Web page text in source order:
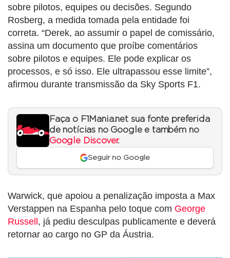
sobre pilotos, equipes ou decisões. Segundo
Rosberg, a medida tomada pela entidade foi
correta. “Derek, ao assumir o papel de comissário,
assina um documento que proíbe comentários
sobre pilotos e equipes. Ele pode explicar os
processos, e só isso. Ele ultrapassou esse limite”,
afirmou durante transmissão da Sky Sports F1.
Faça o F1Mania.net sua fonte preferida
de notícias no Google e também no
Google Discover.
Seguir no Google
Warwick, que apoiou a penalização imposta a Max
Verstappen na Espanha pelo toque com George
Russell , já pediu desculpas publicamente e deverá
retornar ao cargo no GP da Áustria.